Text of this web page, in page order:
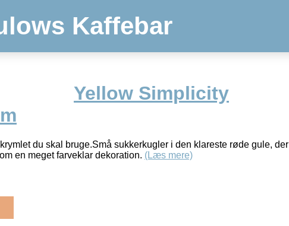
Kaffebar
Yellow Simplicity
du skal bruge.Små sukkerkugler i den klareste røde gule, der
en meget farveklar dekoration. (Læs mere)